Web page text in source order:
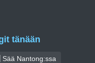
tänään
Nantong:ssa